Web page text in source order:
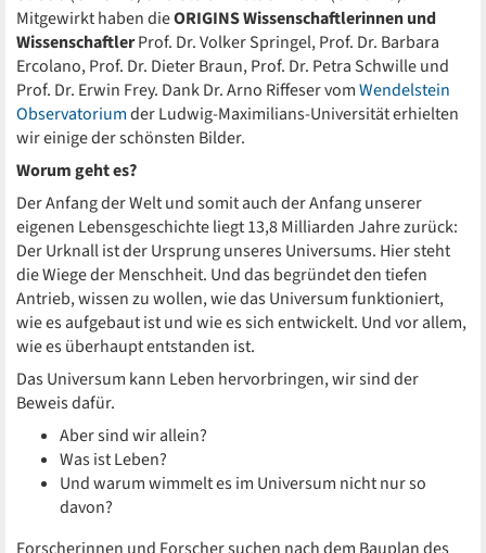
Mitgewirkt haben dieORIGINS Wissenschaftlerinnen und
WissenschaftlerProf. Dr. Volker Springel, Prof. Dr. Barbara
Ercolano, Prof. Dr. Dieter Braun, Prof. Dr. Petra Schwille und
Prof. Dr. Erwin Frey. Dank Dr. Arno Riffeser vomWendelstein
Observatoriumder Ludwig-Maximilians-Universität erhielten
wir einige der schönsten Bilder.
Worum geht es?
Der Anfang der Welt und somit auch der Anfang unserer
eigenen Lebensgeschichte liegt 13,8 Milliarden Jahre zurück:
Der Urknall ist der Ursprung unseres Universums. Hier steht
die Wiege der Menschheit. Und das begründet den tiefen
Antrieb, wissen zu wollen, wie das Universum funktioniert,
wie es aufgebaut ist und wie es sich entwickelt. Und vor allem,
wie es überhaupt entstanden ist.
Das Universum kann Leben hervorbringen, wir sind der
Beweis dafür.
Aber sind wir allein?
Was ist Leben?
Und warum wimmelt es im Universum nicht nur so
davon?